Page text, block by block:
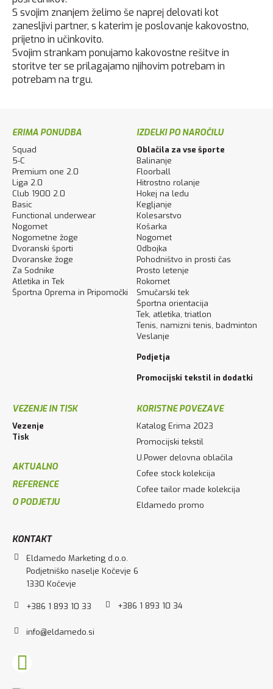
S svojim znanjem želimo še naprej delovati kot
zanesljivi partner, s katerim je poslovanje kakovostno,
prijetno in učinkovito.
Svojim strankam ponujamo kakovostne rešitve in
storitve ter se prilagajamo njihovim potrebam in
potrebam na trgu.
ERIMA PONUDBA
Squad
5-C
Premium one 2.0
Liga 2.0
Club 1900 2.0
Basic
Functional underwear
Nogomet
Nogometne žoge
Dvoranski športi
Dvoranske žoge
Za Sodnike
Atletika in Tek
Športna Oprema in Pripomočki
IZDELKI PO NAROČILU
Oblačila za vse športe
Balinanje
Floorball
Hitrostno rolanje
Hokej na ledu
Kegljanje
Kolesarstvo
Košarka
Nogomet
Odbojka
Pohodništvo in prosti čas
Prosto letenje
Rokomet
Smučarski tek
Športna orientacija
Tek, atletika, triatlon
Tenis, namizni tenis, badminton
Veslanje
Podjetja
Promocijski tekstil in dodatki
VEZENJE IN TISK
Vezenje
Tisk
AKTUALNO
REFERENCE
O PODJETJU
KORISTNE POVEZAVE
Katalog Erima 2023
Promocijski tekstil
U.Power delovna oblačila
Cofee stock kolekcija
Cofee tailor made kolekcija
Eldamedo promo
KONTAKT
Eldamedo Marketing d.o.o.
Podjetniško naselje Kočevje 6
1330 Kočevje
+386 1 893 10 33 +386 1 893 10 34
info@eldamedo.si